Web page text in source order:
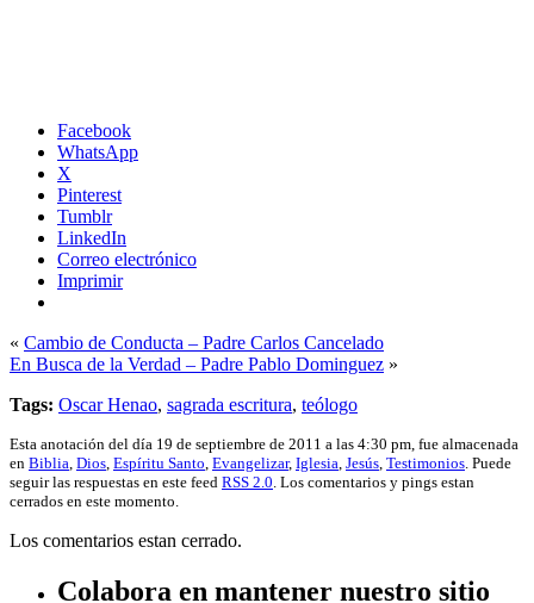
Facebook
WhatsApp
X
Pinterest
Tumblr
LinkedIn
Correo electrónico
Imprimir
« Cambio de Conducta – Padre Carlos Cancelado
En Busca de la Verdad – Padre Pablo Dominguez »
Tags: Oscar Henao, sagrada escritura, teólogo
Esta anotación del día 19 de septiembre de 2011 a las 4:30 pm, fue almacenada
en Biblia, Dios, Espíritu Santo, Evangelizar, Iglesia, Jesús, Testimonios. Puede
seguir las respuestas en este feed RSS 2.0. Los comentarios y pings estan
cerrados en este momento.
Los comentarios estan cerrado.
Colabora en mantener nuestro sitio